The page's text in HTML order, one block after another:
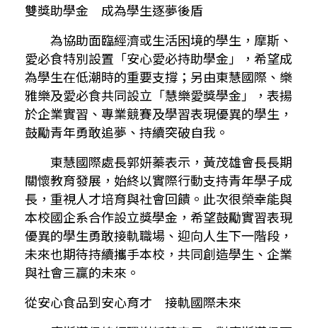
雙獎助學金 成為學生逐夢後盾
為協助面臨經濟或生活困境的學生，摩斯、
愛必食特別設置「安心愛必持助學金」，希望成
為學生在低潮時的重要支撐；另由東慧國際、樂
雅樂及愛必食共同設立「慧樂愛獎學金」，表揚
於企業實習、專業競賽及學習表現優異的學生，
鼓勵青年勇敢追夢、持續突破自我。
東慧國際處長郭妍蓁表示，黃茂雄會長長期
關懷教育發展，始終以實際行動支持青年學子成
長，重視人才培育與社會回饋。此次很榮幸能與
本校國企系合作設立獎學金，希望鼓勵實習表現
優異的學生勇敢接軌職場、迎向人生下一階段，
未來也期待持續攜手本校，共同創造學生、企業
與社會三贏的未來。
從安心食品到安心育才 接軌國際未來